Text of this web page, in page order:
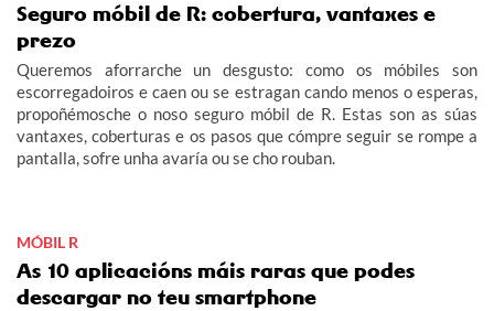
Seguro móbil de R: cobertura, vantaxes e
prezo
Queremos aforrarche un desgusto: como os móbiles son
escorregadoiros e caen ou se estragan cando menos o esperas,
propoñémosche o noso seguro móbil de R. Estas son as súas
vantaxes, coberturas e os pasos que cómpre seguir se rompe a
pantalla, sofre unha avaría ou se cho rouban.
MÓBIL R
As 10 aplicacións máis raras que podes
descargar no teu smartphone